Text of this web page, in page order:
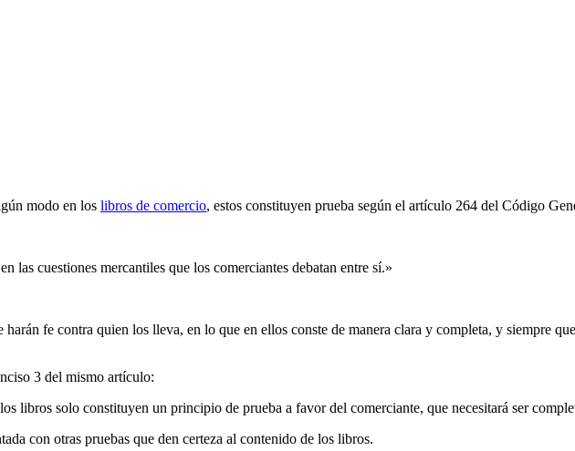
modo en los libros de comercio, estos constituyen prueba según el artículo 264 del Código
las cuestiones mercantiles que los comerciantes debatan entre sí.»
harán fe contra quien los lleva, en lo que en ellos conste de manera clara y completa, y siempre
3 del mismo artículo:
libros solo constituyen un principio de prueba a favor del comerciante, que necesitará ser
con otras pruebas que den certeza al contenido de los libros.